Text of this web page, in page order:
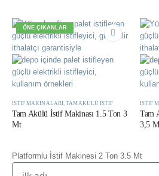
ÖNE ÇIKANLAR
İSTIF MAKINALARI, TAM AKÜLÜ İSTIF
Tam Akülü İstif Makinası 1.5 Ton 3
Mt
İSTIF
Tam
3,5
Platformlu İstif Makinesi 2 Ton 3.5 Mt